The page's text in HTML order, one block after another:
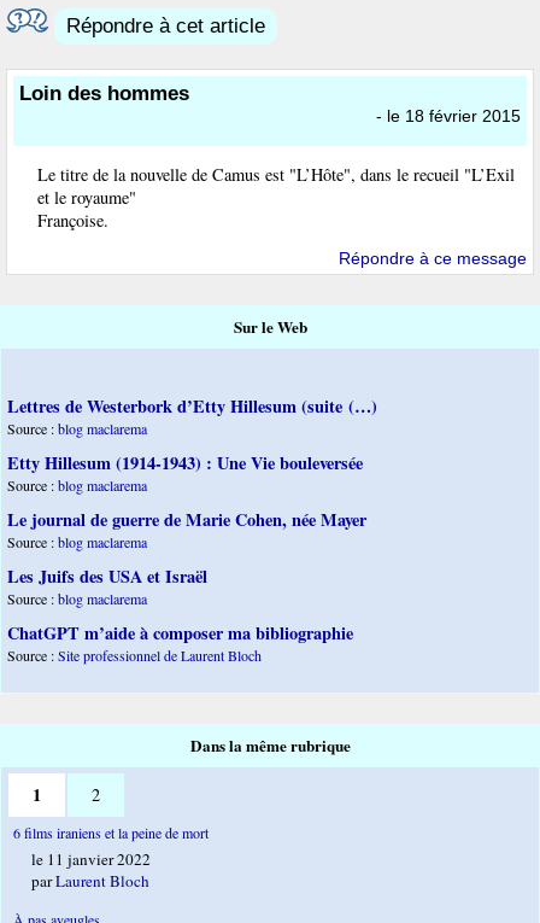
Répondre à cet article
Loin des hommes
- le 18 février 2015
Le titre de la nouvelle de Camus est "L’Hôte", dans le recueil "L’Exil
et le royaume"
Françoise.
Répondre à ce message
Sur le Web
Lettres de Westerbork d’Etty Hillesum (suite (…)
Source :blog maclarema
Etty Hillesum (1914-1943) : Une Vie bouleversée
Source :blog maclarema
Le journal de guerre de Marie Cohen, née Mayer
Source :blog maclarema
Les Juifs des USA et Israël
Source :blog maclarema
ChatGPT m’aide à composer ma bibliographie
Source :Site professionnel de Laurent Bloch
Dans la même rubrique
1 2
6 films iraniens et la peine de mort
le 11 janvier 2022
parLaurent Bloch
À pas aveugles